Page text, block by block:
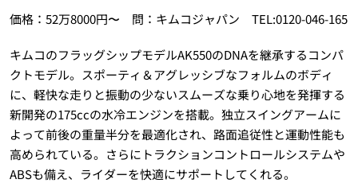
価格：52万8000円〜 問：キムコジャパン TEL:0120-046-165
キムコのフラッグシップモデルAK550のDNAを継承するコンパ
クトモデル。スポーティ＆アグレッシブなフォルムのボディ
に、軽快な走りと振動の少ないスムーズな乗り心地を発揮する
新開発の175ccの水冷エンジンを搭載。独立スイングアームに
よって前後の重量半分を最適化され、路面追従性と運動性能も
高められている。さらにトラクションコントロールシステムや
ABSも備え、ライダーを快適にサポートしてくれる。